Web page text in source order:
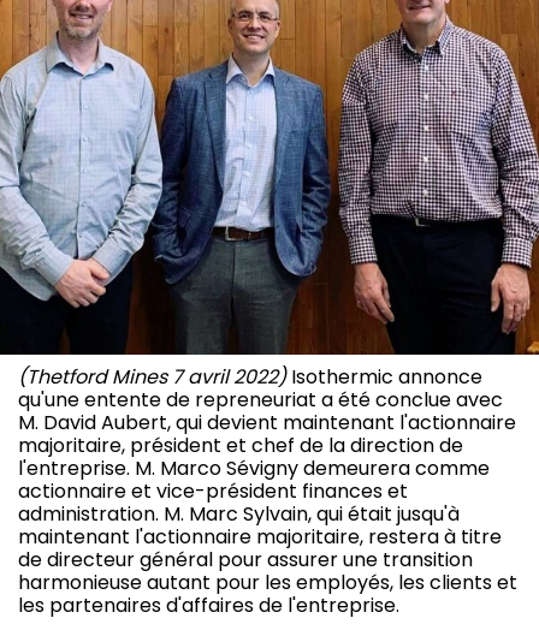
(Thetford Mines 7 avril 2022)Isothermic annonce
qu'une entente de repreneuriat a été conclue avec
M. David Aubert, qui devient maintenant l'actionnaire
majoritaire, président et chef de la direction de
l'entreprise. M. Marco Sévigny demeurera comme
actionnaire et vice-président finances et
administration. M. Marc Sylvain, qui était jusqu'à
maintenant l'actionnaire majoritaire, restera à titre
de directeur général pour assurer une transition
harmonieuse autant pour les employés, les clients et
les partenaires d'affaires de l'entreprise.